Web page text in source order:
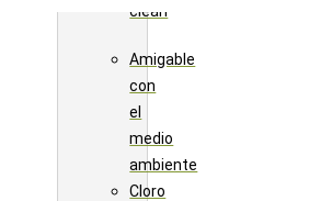
clean
Amigable
con
el
medio
ambiente
Cloro